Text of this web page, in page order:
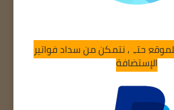
حتى نتمكن من سداد فواتير
الإستضافة